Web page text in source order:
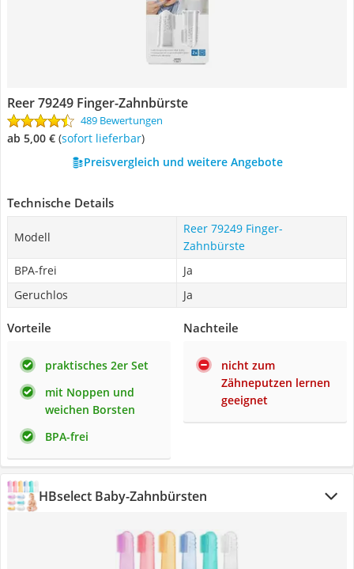
Reer 79249 Finger-Zahnbürste
489 Bewertungen
ab 5,00 € ( Sofort lieferbar)
Preisvergleich und weitere Angebote
Technische Details
Modell
Reer 79249 Finger-
Zahnbürste
BPA-frei
Ja
Geruchlos
Ja
Vorteile
praktisches 2er Set
mit Noppen und
weichen Borsten
BPA-frei
Nachteile
nicht zum
Zähneputzen lernen
geeignet
HBselect Baby-Zahnbürsten